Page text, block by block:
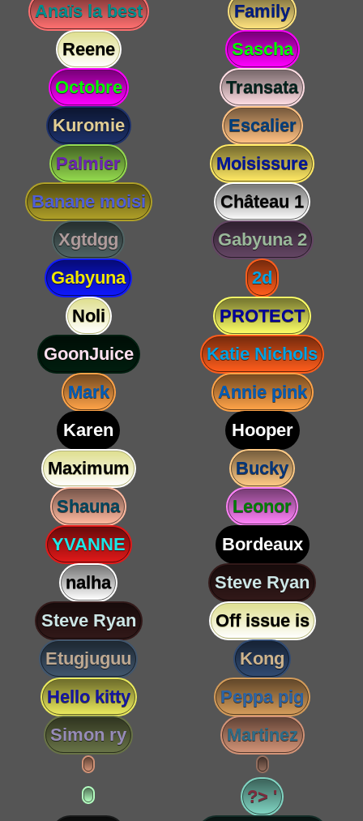
Anaïs la best
Family
Reene
Sascha
Octobre
Transata
Kuromie
Escalier
Palmier
Moisissure
Banane moisi
Château 1
Xgtdgg
Gabyuna 2
Gabyuna
2d
Noli
PROTECT
GoonJuice
Katie Nichols
Mark
Annie pink
Karen
Hooper
Maximum
Bucky
Shauna
Leonor
YVANNE
Bordeaux
nalha
Steve Ryan
Steve Ryan
Off issue is
Etugjuguu
Kong
Hello kitty
Peppa pig
Simon ry
Martinez
?> '